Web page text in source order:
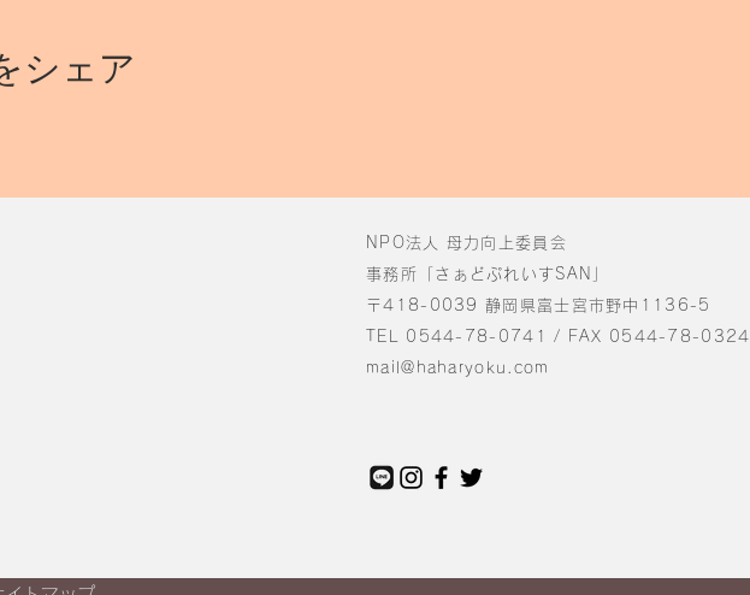
シェア
NPO法人 母力向上委員会
事務所「さぁどぷれいすSAN」
〒418-0039 静岡県富士宮市野中1136-5
TEL 0544-78-0741 / FAX 0544-78-0324
mail@haharyoku.com